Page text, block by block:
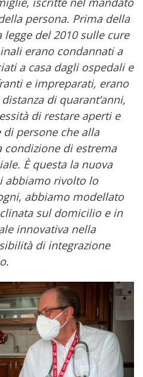
persona. Prima della
legge del 2010 sulle cure
erano condannati a
a casa dagli ospedali e
e impreparati, erano
di quarant’anni,
di restare aperti e
persone che alla
di estrema
È questa la nuova
abbiamo rivolto lo
abbiamo modellato
sul domicilio e in
innovativa nella
di integrazione
.